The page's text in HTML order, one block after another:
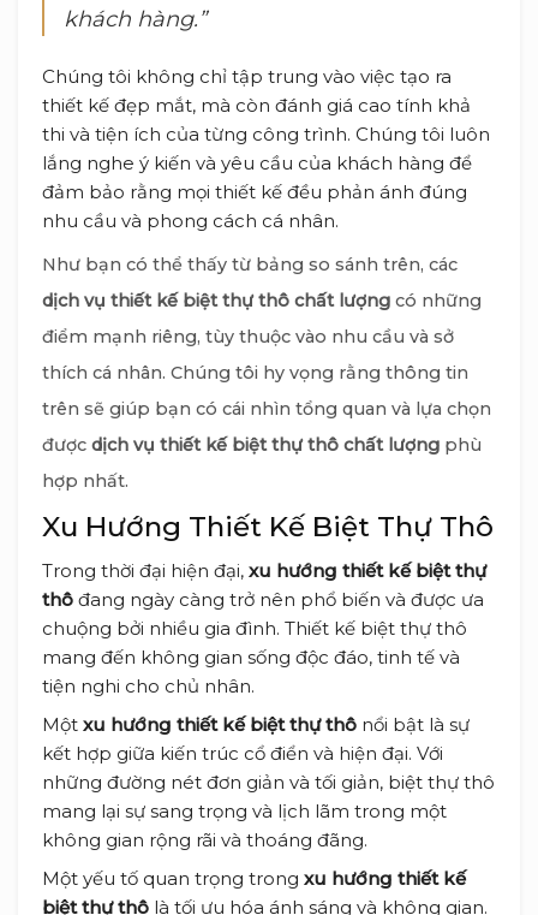
khách hàng.”
Chúng tôi không chỉ tập trung vào việc tạo ra
thiết kế đẹp mắt, mà còn đánh giá cao tính khả
thi và tiện ích của từng công trình. Chúng tôi luôn
lắng nghe ý kiến và yêu cầu của khách hàng để
đảm bảo rằng mọi thiết kế đều phản ánh đúng
nhu cầu và phong cách cá nhân.
Như bạn có thể thấy từ bảng so sánh trên, các
dịch vụ thiết kế biệt thự thô chất lượng có những
điểm mạnh riêng, tùy thuộc vào nhu cầu và sở
thích cá nhân. Chúng tôi hy vọng rằng thông tin
trên sẽ giúp bạn có cái nhìn tổng quan và lựa chọn
được dịch vụ thiết kế biệt thự thô chất lượng phù
hợp nhất.
Xu Hướng Thiết Kế Biệt Thự Thô
Trong thời đại hiện đại, xu hướng thiết kế biệt thự
thô đang ngày càng trở nên phổ biến và được ưa
chuộng bởi nhiều gia đình. Thiết kế biệt thự thô
mang đến không gian sống độc đáo, tinh tế và
tiện nghi cho chủ nhân.
Một xu hướng thiết kế biệt thự thô nổi bật là sự
kết hợp giữa kiến trúc cổ điển và hiện đại. Với
những đường nét đơn giản và tối giản, biệt thự thô
mang lại sự sang trọng và lịch lãm trong một
không gian rộng rãi và thoáng đãng.
Một yếu tố quan trọng trong xu hướng thiết kế
biệt thự thô là tối ưu hóa ánh sáng và không gian.